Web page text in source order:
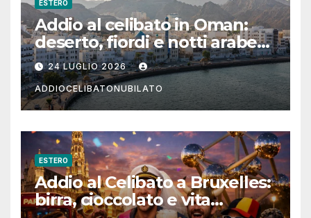
ESTERO
Addio al celibato in Oman:
deserto, fiordi e notti arabe
tra Muscat e Musandam
24 LUGLIO 2026
ADDIOCELIBATONUBILATO
ESTERO
Addio al Celibato a Bruxelles:
birra, cioccolato e vita